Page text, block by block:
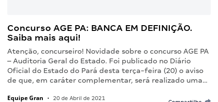
Concurso AGE PA: BANCA EM DEFINIÇÃO.
Saiba mais aqui!
Atenção, concurseiro! Novidade sobre o concurso AGE PA
– Auditoria Geral do Estado. Foi publicado no Diário
Oficial do Estado do Pará desta terça-feira (20) o aviso
de que, em caráter complementar, será realizado uma…
Equipe Gran • 20 de Abril de 2021